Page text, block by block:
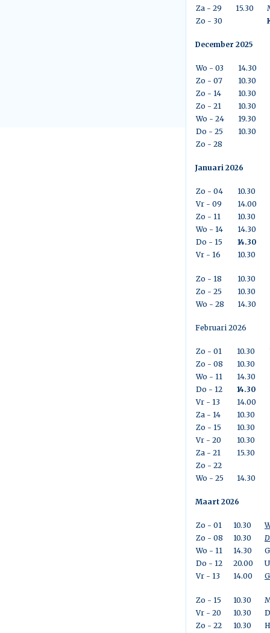
Za - 29
15.30
Zo - 30
December 2025
Wo - 03
14.30
Zo - 07
10.30
Zo - 14
10.30
Zo - 21
10.30
Wo - 24
19.30
Do - 25
10.30
Zo - 28
Januari 2026
Zo - 04
10.30
Vr - 09
14.00
Zo - 11
10.30
Wo - 14
14.30
Do - 15
14.30
Vr - 16
10.30
Zo - 18
10.30
Zo - 25
10.30
Wo - 28
14.30
Februari 2026
Zo - 01
10.30
Zo - 08
10.30
Wo - 11
14.30
Do - 12
14.30
Vr - 13
14.00
Za - 14
10.30
Zo - 15
10.30
Vr - 20
10.30
Za - 21
15.30
Zo - 22
Wo - 25
14.30
Maart 2026
Zo - 01 10.30
Zo - 08
10.30
Wo - 11
14.30
Do - 12
20.00
Vr - 13
14.00
Zo - 15 10.30
Vr - 20
10.30
Zo - 22
10.30